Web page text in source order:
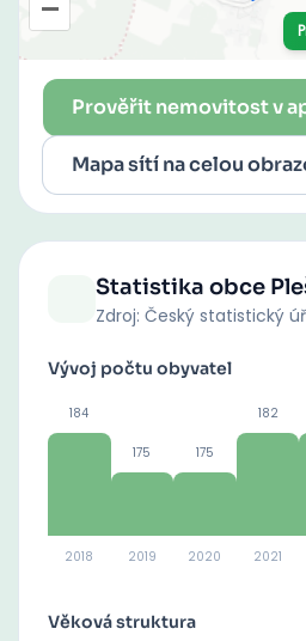
Prověřit nemovitost v
Mapa sítí na celou
Statistika obce
Zdroj: Český statistický
Vývoj počtu obyvatel
184
2018
175
2019
175
2020
182
2021
Věková struktura